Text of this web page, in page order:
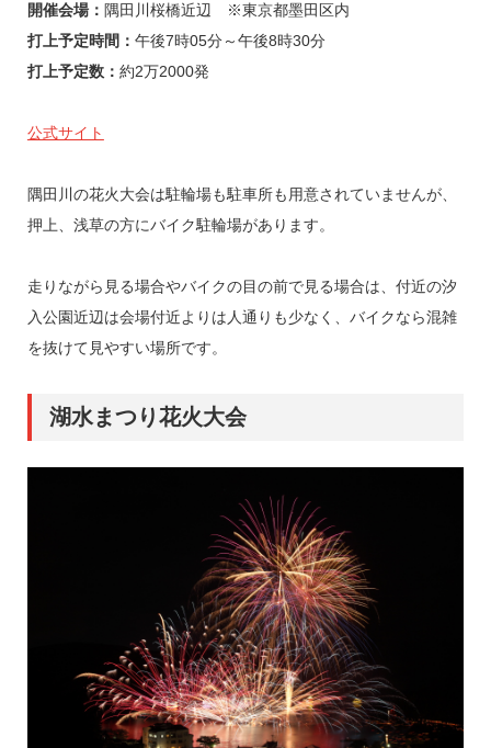
開催会場： 隅田川桜橋近辺 ※東京都墨田区内
打上予定時間： 午後7時05分～午後8時30分
打上予定数： 約2万2000発
公式サイト
隅田川の花火大会は駐輪場も駐車所も用意されていませんが、
押上、浅草の方にバイク駐輪場があります。
走りながら見る場合やバイクの目の前で見る場合は、付近の汐
入公園近辺は会場付近よりは人通りも少なく、バイクなら混雑
を抜けて見やすい場所です。
湖水まつり花火大会